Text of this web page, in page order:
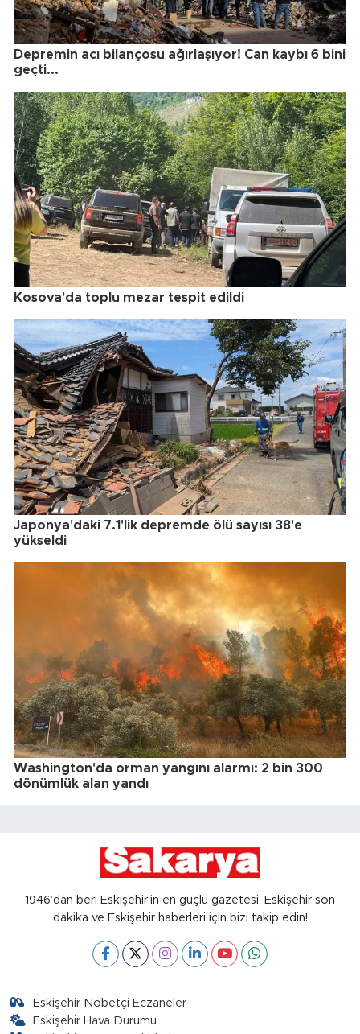
Depremin acı bilançosu ağırlaşıyor! Can kaybı 6 bini
geçti...
Kosova'da toplu mezar tespit edildi
Japonya'daki 7.1'lik depremde ölü sayısı 38'e
yükseldi
Washington'da orman yangını alarmı: 2 bin 300
dönümlük alan yandı
1946’dan beri Eskişehir’in en güçlü gazetesi, Eskişehir son
dakika ve Eskişehir haberleri için bizi takip edin!
Eskişehir Nöbetçi Eczaneler
Eskişehir Hava Durumu